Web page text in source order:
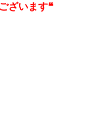
ざいます❝